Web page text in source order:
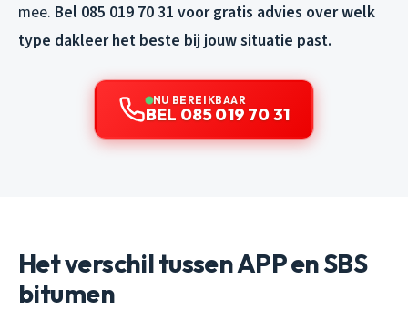
mee. Bel 085 019 70 31 voor gratis advies over welk
type dakleer het beste bij jouw situatie past.
NU BEREIKBAAR
BEL 085 019 70 31
Het verschil tussen APP en SBS
bitumen